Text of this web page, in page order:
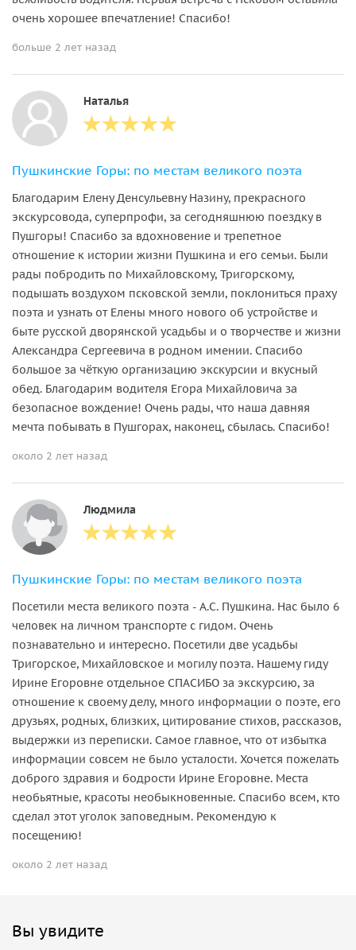
очень хорошее впечатление! Спасибо!
больше 2 лет назад
Наталья
Пушкинские Горы: по местам великого поэта
Благодарим Елену Денсульевну Назину, прекрасного
экскурсовода, суперпрофи, за сегодняшнюю поездку в
Пушгоры! Спасибо за вдохновение и трепетное
отношение к истории жизни Пушкина и его семьи. Были
рады побродить по Михайловскому, Тригорскому,
подышать воздухом псковской земли, поклониться праху
поэта и узнать от Елены много нового об устройстве и
быте русской дворянской усадьбы и о творчестве и жизни
Александра Сергеевича в родном имении. Спасибо
большое за чёткую организацию экскурсии и вкусный
обед. Благодарим водителя Егора Михайловича за
безопасное вождение! Очень рады, что наша давняя
мечта побывать в Пушгорах, наконец, сбылась. Спасибо!
около 2 лет назад
Людмила
Пушкинские Горы: по местам великого поэта
Посетили места великого поэта - А.С. Пушкина. Нас было 6
человек на личном транспорте с гидом. Очень
познавательно и интересно. Посетили две усадьбы
Тригорское, Михайловское и могилу поэта. Нашему гиду
Ирине Егоровне отдельное СПАСИБО за экскурсию, за
отношение к своему делу, много информации о поэте, его
друзьях, родных, близких, цитирование стихов, рассказов,
выдержки из переписки. Самое главное, что от избытка
информации совсем не было усталости. Хочется пожелать
доброго здравия и бодрости Ирине Егоровне. Места
необьятные, красоты необыкновенные. Спасибо всем, кто
сделал этот уголок заповедным. Рекомендую к
посещению!
около 2 лет назад
Вы увидите